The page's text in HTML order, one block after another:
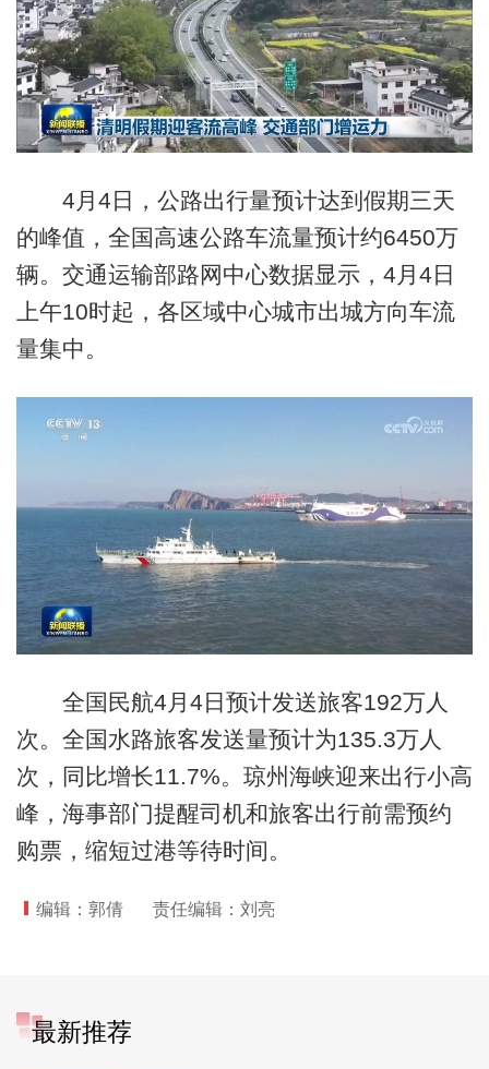
4月4日
，公路出行量预计达到假期三天
的峰值，全国高速公路车流量预计约6450万
辆。交通运输部路网中心数据显示， 4月4日
上午10时起，各区域中心城市出城方向车流
量集中。
全国民航4月4日 预计发送旅客192万人
次。全国水路旅客发送量预计为135.3万人
次，同比增长11.7%。琼州海峡迎来出行小高
峰，海事部门提醒司机和旅客出行前需预约
购票，缩短过港等待时间。
编辑：郭倩 责任编辑：刘亮
最新推荐